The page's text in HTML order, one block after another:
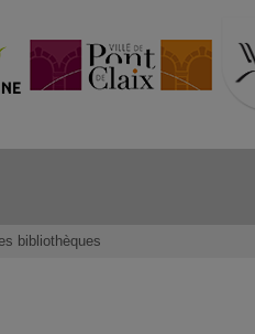
bibliothèques